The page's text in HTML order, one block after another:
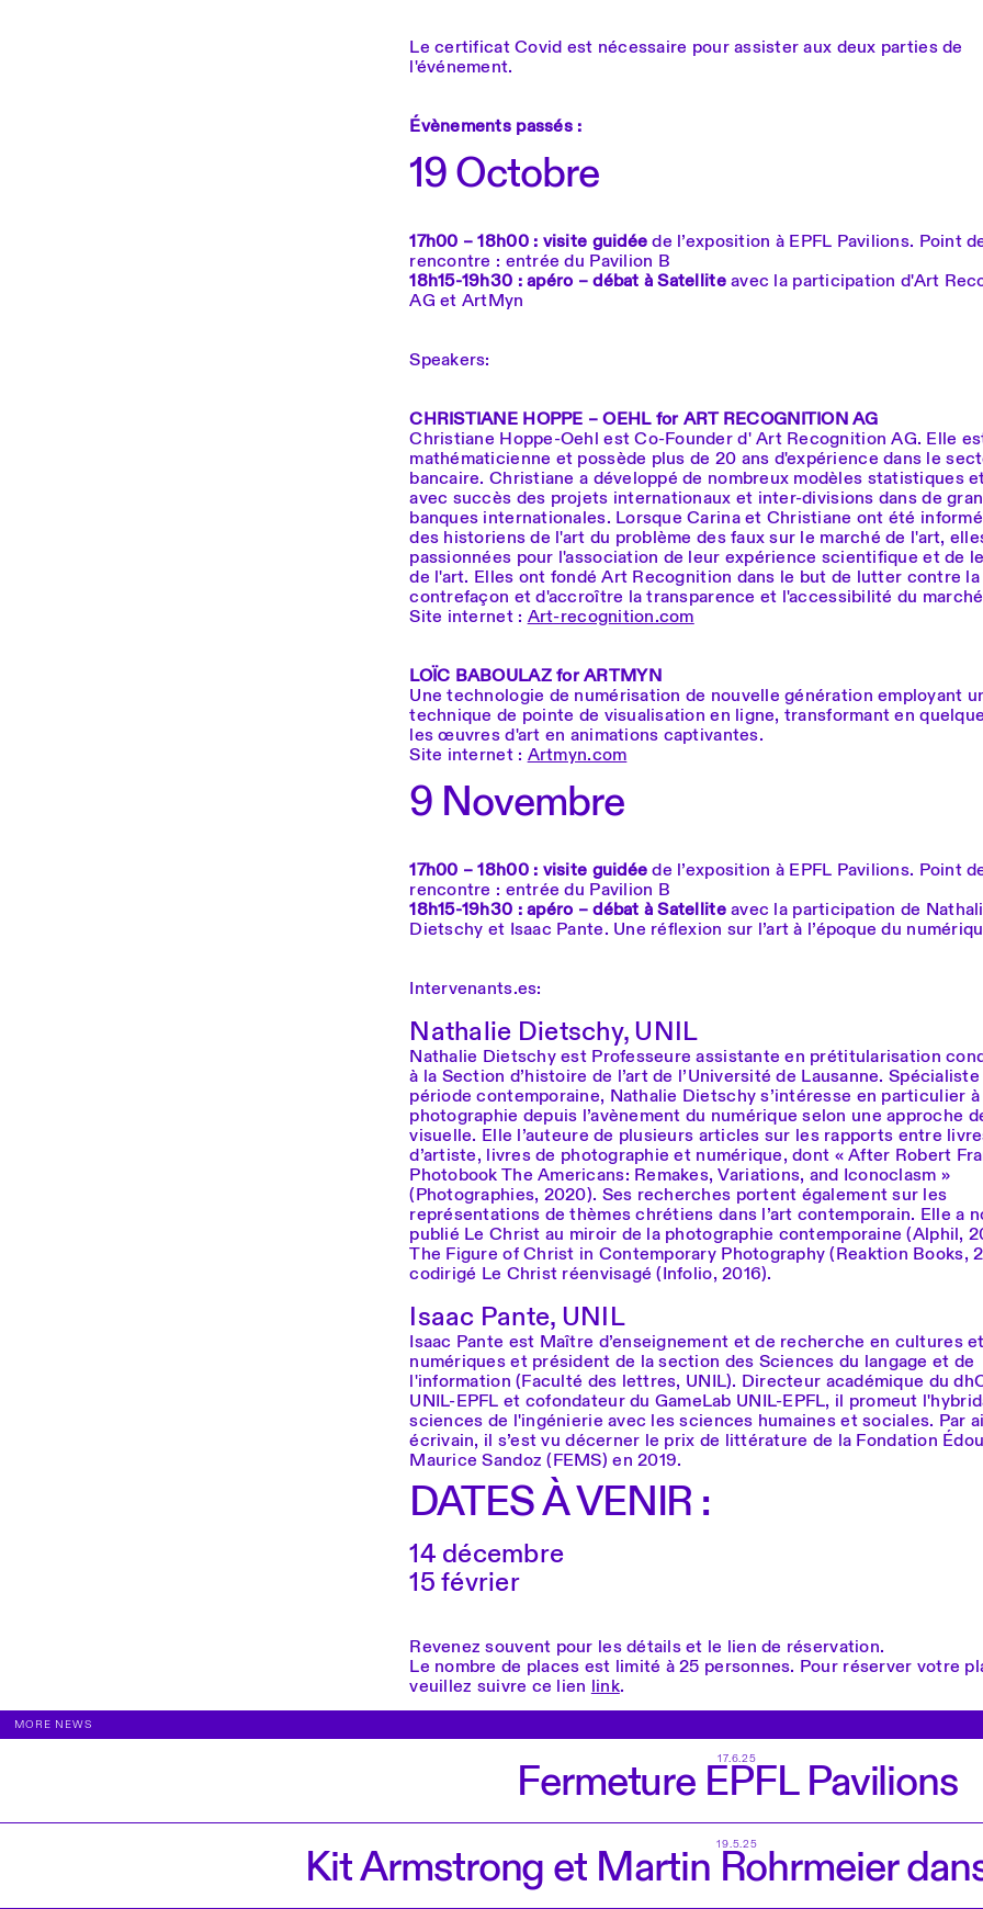
Le certificat Covid est nécessaire pour assister aux deux parties de
l'événement.
Évènements passés :
19 Octobre
17h00 – 18h00 : visite guidéede l’exposition à EPFL Pavilions. Point
rencontre : entrée du Pavilion B
18h15-19h30 : apéro – débat à Satelliteavec la participation d'Art
AG et ArtMyn
Speakers:
CHRISTIANE HOPPE – OEHL for ART RECOGNITION AG
Christiane Hoppe-Oehl est Co-Founder d' Art Recognition AG. Elle
mathématicienne et possède plus de 20 ans d'expérience dans le
bancaire. Christiane a développé de nombreux modèles statistiques
avec succès des projets internationaux et inter-divisions dans de
banques internationales. Lorsque Carina et Christiane ont été
des historiens de l'art du problème des faux sur le marché de l'art,
passionnées pour l'association de leur expérience scientifique et de
de l'art. Elles ont fondé Art Recognition dans le but de lutter contre la
contrefaçon et d'accroître la transparence et l'accessibilité du
Site internet : Art-recognition.com
LOÏC BABOULAZ for ARTMYN
Une technologie de numérisation de nouvelle génération employant
technique de pointe de visualisation en ligne, transformant en
les œuvres d'art en animations captivantes.
Site internet : Artmyn.com
9 Novembre
17h00 – 18h00 : visite guidéede l’exposition à EPFL Pavilions. Point
rencontre : entrée du Pavilion B
18h15-19h30 : apéro – débat à Satelliteavec la participation de
Dietschy et Isaac Pante. Une réflexion sur l’art à l’époque du
Intervenants.es:
Nathalie Dietschy, UNIL
Nathalie Dietschy est Professeure assistante en prétitularisation
à la Section d’histoire de l’art de l’Université de Lausanne.
période contemporaine, Nathalie Dietschy s’intéresse en particulier à
photographie depuis l’avènement du numérique selon une approche
visuelle. Elle l’auteure de plusieurs articles sur les rapports entre
d’artiste, livres de photographie et numérique, dont « After Robert
Photobook The Americans: Remakes, Variations, and Iconoclasm »
(Photographies, 2020). Ses recherches portent également sur les
représentations de thèmes chrétiens dans l’art contemporain. Elle a
publié Le Christ au miroir de la photographie contemporaine (Alphil,
The Figure of Christ in Contemporary Photography (Reaktion Books,
codirigé Le Christ réenvisagé (Infolio, 2016).
Isaac Pante, UNIL
Isaac Pante est Maître d’enseignement et de recherche en cultures
numériques et président de la section des Sciences du langage et de
l'information (Faculté des lettres, UNIL). Directeur académique du
UNIL-EPFL et cofondateur du GameLab UNIL-EPFL, il promeut
sciences de l'ingénierie avec les sciences humaines et sociales. Par
écrivain, il s’est vu décerner le prix de littérature de la Fondation
Maurice Sandoz (FEMS) en 2019.
DATES À VENIR :
14 décembre
15 février
Revenez souvent pour les détails et le lien de réservation.
Le nombre de places est limité à 25 personnes. Pour réserver votre
veuillez suivre ce lien link.
MORE NEWS
17.6.25
Fermeture EPFL Pavilions
19.5.25
Kit Armstrong et Martin Rohrmeier